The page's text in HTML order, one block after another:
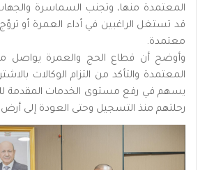
المعتمدة منها، وتجنب السماسرة
قد تستغل الراغبين في أداء العمرة أو
معتمدة.
وأوضح أن قطاع الحج والعمرة يواصل
المعتمدة والتأكد من التزام الوكالات
يسهم في رفع مستوى الخدمات المقدمة
رحلتهم منذ التسجيل وحتى العودة إلى